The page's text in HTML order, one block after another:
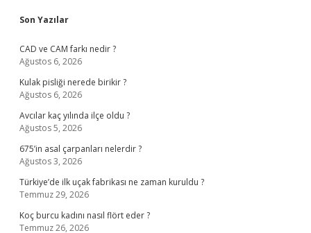
Sidebar
Son Yazılar
CAD ve CAM farkı nedir ?
Ağustos 6, 2026
Kulak pisliği nerede birikir ?
Ağustos 6, 2026
Avcılar kaç yılında ilçe oldu ?
Ağustos 5, 2026
675’in asal çarpanları nelerdir ?
Ağustos 3, 2026
Türkiye’de ilk uçak fabrikası ne zaman kuruldu ?
Temmuz 29, 2026
Koç burcu kadını nasıl flört eder ?
Temmuz 26, 2026